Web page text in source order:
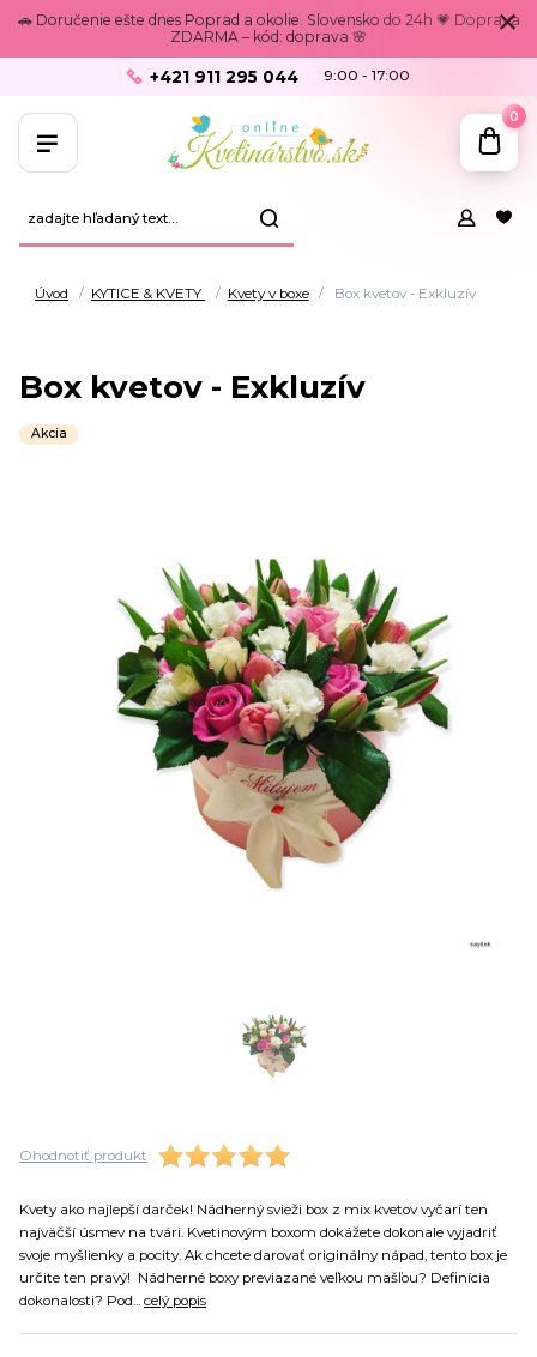
🚗 Doručenie ešte dnes Poprad a okolie. Slovensko do 24h 💗 Doprava
ZDARMA – kód: doprava 🌸
+421 911 295 044 9:00 - 17:00
0
Úvod KYTICE & KVETY Kvety v boxe Box kvetov - Exkluzív
Box kvetov - Exkluzív
Akcia
Ohodnotiť produkt
Kvety ako najlepší darček! Nádherný svieži box z mix kvetov vyčarí ten
najväčší úsmev na tvári. Kvetinovým boxom dokážete dokonale vyjadriť
svoje myšlienky a pocity. Ak chcete darovať originálny nápad, tento box je
určite ten pravý! Nádherné boxy previazané veľkou mašľou? Definícia
dokonalosti? Pod... celý popis